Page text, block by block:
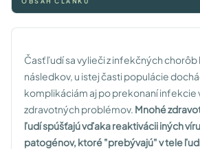
Časť ľudí sa vylieči z infekčných chorôb
následkov, u istej časti populácie
komplikáciám aj po prekonaní infekcie
zdravotných problémov. Mnohé
ľudí spúšťajú vďaka reaktivácii iných
patogénov, ktoré "prebývajú" v tele